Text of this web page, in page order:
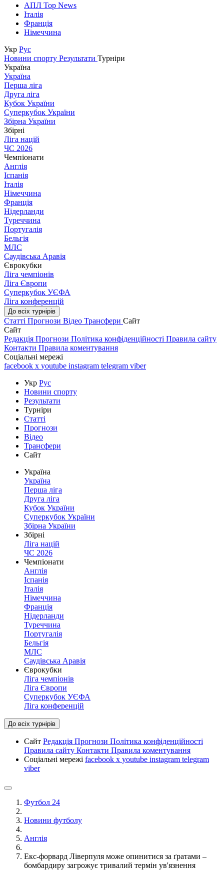
АПЛ Top News
Італія
Франція
Німеччина
Укр Рус
Новини спорту Результати Турніри
Україна
Україна
Перша ліга
Друга ліга
Кубок України
Суперкубок України
Збірна України
Збірні
Ліга націй
ЧС 2026
Чемпіонати
Англія
Іспанія
Італія
Німеччина
Франція
Нідерланди
Туреччина
Португалія
Бельгія
МЛС
Саудівська Аравія
Єврокубки
Ліга чемпіонів
Ліга Європи
Суперкубок УЄФА
Ліга конференцій
До всіх турнірів
Статті Прогнози Відео Трансфери Сайт
Сайт
Редакція Прогнози Політика конфіденційності Правила сайту
Контакти Правила коментування
Соціальні мережі
facebook x youtube instagram telegram viber
Укр Рус
Новини спорту
Результати
Турніри
Статті
Прогнози
Відео
Трансфери
Сайт
Україна
Україна
Перша ліга
Друга ліга
Кубок України
Суперкубок України
Збірна України
Збірні
Ліга націй
ЧС 2026
Чемпіонати
Англія
Іспанія
Італія
Німеччина
Франція
Нідерланди
Туреччина
Португалія
Бельгія
МЛС
Саудівська Аравія
Єврокубки
Ліга чемпіонів
Ліга Європи
Суперкубок УЄФА
Ліга конференцій
До всіх турнірів
Сайт Редакція Прогнози Політика конфіденційності
Правила сайту Контакти Правила коментування
Соціальні мережі facebook x youtube instagram telegram
viber
Футбол 24
Новини футболу
Англія
Екс-форвард Ліверпуля може опинитися за ґратами –
бомбардиру загрожує тривалий термін ув'язнення